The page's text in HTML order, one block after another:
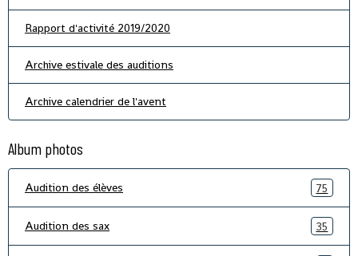
Rapport d'activité 2019/2020
Archive estivale des auditions
Archive calendrier de l'avent
Album photos
Audition des élèves 75
Audition des sax 35